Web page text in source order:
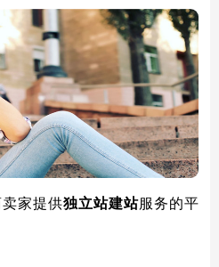
家提供独立站建站服务的平